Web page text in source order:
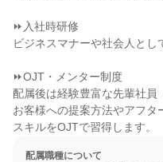
⏩入社時研修
ビジネスマナーや社会人とし
⏩OJT・メンター制度
配属後は経験豊富な先輩社員
お客様への提案方法やアフタ
スキルをOJTで習得します。
配属職種について